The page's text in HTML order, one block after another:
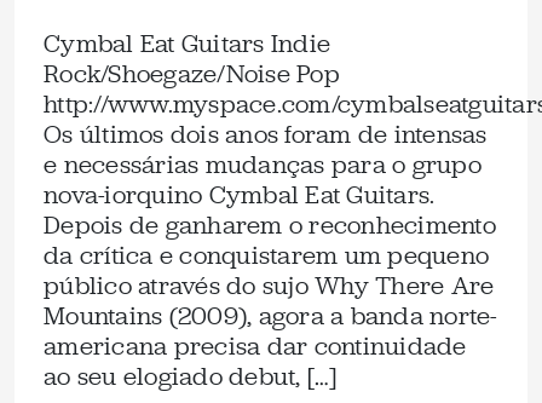
Cymbal Eat Guitars Indie
Rock/Shoegaze/Noise Pop
http://www.myspace.com/
Os últimos dois anos foram de intensas
e necessárias mudanças para o grupo
nova-iorquino Cymbal Eat Guitars.
Depois de ganharem o reconhecimento
da crítica e conquistarem um pequeno
público através do sujo Why There Are
Mountains (2009), agora a banda norte-
americana precisa dar continuidade
ao seu elogiado debut, […]